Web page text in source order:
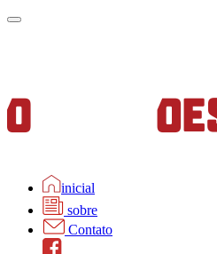
inicial
sobre
Contato